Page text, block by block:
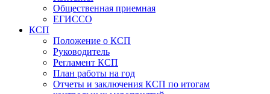
Общественная приемная
ЕГИССО
КСП
Положение о КСП
Руководитель
Регламент КСП
План работы на год
Отчеты и заключения КСП по итогам